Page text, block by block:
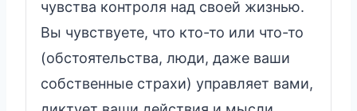
чувства контроля над своей жизнью.
Вы чувствуете, что кто-то или что-то
(обстоятельства, люди, даже ваши
собственные страхи) управляет вами,